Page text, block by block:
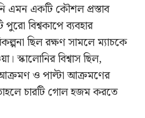
এমন একটি কৌশল প্রস্তাব
বিশ্বকাপে ব্যবহার
ছিল রক্ষণ সামলে ম্যাচকে
স্কালোনির বিশ্বাস ছিল,
আক্রমণ ও পাল্টা আক্রমণের
চারটি গোল হজম করতে